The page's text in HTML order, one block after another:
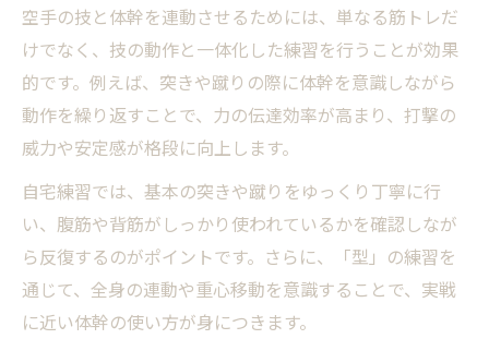
空手の技と体幹を連動させるためには、単なる筋トレだ
けでなく、技の動作と一体化した練習を行うことが効果
的です。例えば、突きや蹴りの際に体幹を意識しながら
動作を繰り返すことで、力の伝達効率が高まり、打撃の
威力や安定感が格段に向上します。
自宅練習では、基本の突きや蹴りをゆっくり丁寧に行
い、腹筋や背筋がしっかり使われているかを確認しなが
ら反復するのがポイントです。さらに、「型」の練習を
通じて、全身の連動や重心移動を意識することで、実戦
に近い体幹の使い方が身につきます。